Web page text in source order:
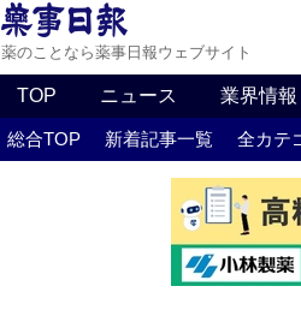
薬のことなら薬事日報ウェブサイト
TOP ニュース 業界情報
総合TOP 新着記事一覧 全カテ